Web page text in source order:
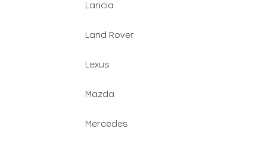
Lancia
Land Rover
Lexus
Mazda
Mercedes